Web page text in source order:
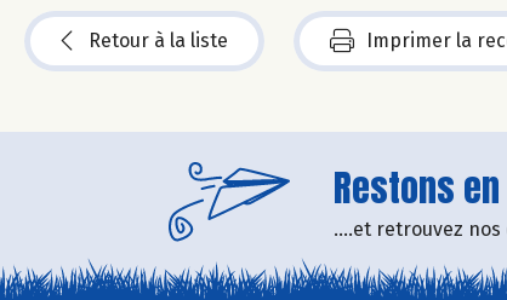
Retour à la liste Imprimer la
Restons
....et retrouvez